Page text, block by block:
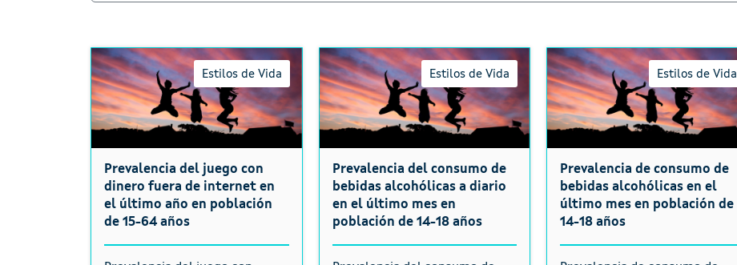
Estilos de Vida
Prevalencia del juego con
dinero fuera de internet en
el último año en población
de 15-64 años
Estilos de Vida
Prevalencia del consumo de
bebidas alcohólicas a diario
en el último mes en
población de 14-18 años
Estilos de Vida
Prevalencia de consumo de
bebidas alcohólicas en el
último mes en población de
14-18 años